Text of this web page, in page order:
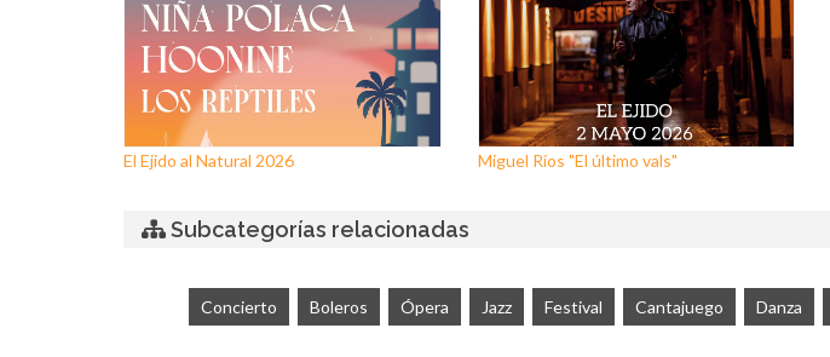
El Ejido al Natural 2026 Miguel Ríos "El último vals"
Subcategorías relacionadas
Concierto Boleros Ópera Jazz Festival Cantajuego Danza